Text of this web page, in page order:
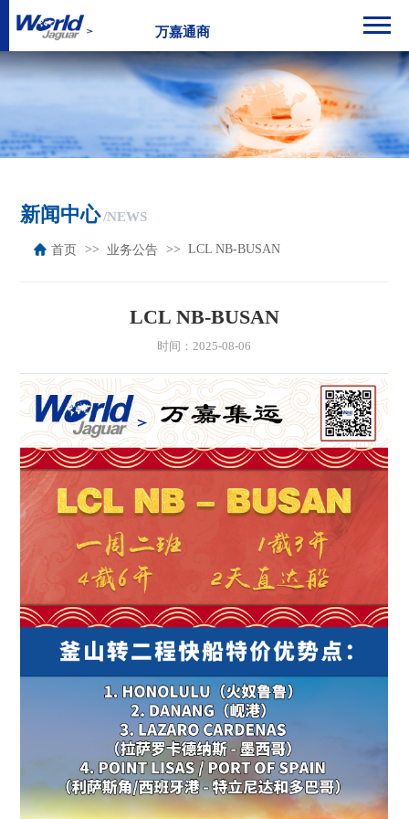
万嘉通商
新闻中心/NEWS
首页 业务公告 LCL NB-BUSAN
LCL NB-BUSAN
时间：2025-08-06